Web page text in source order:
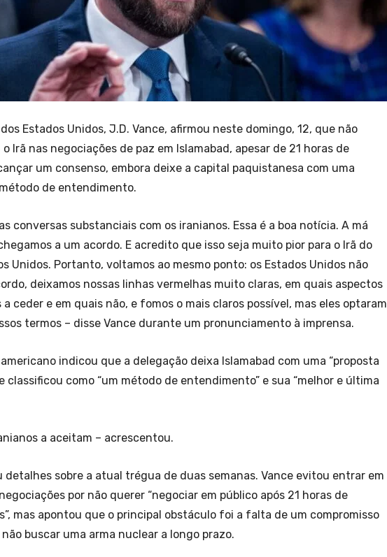
Estados Unidos, J.D. Vance, afirmou neste domingo, 12, que não
Irã nas negociações de paz em Islamabad, apesar de 21 horas de
um consenso, embora deixe a capital paquistanesa com uma
de entendimento.
conversas substanciais com os iranianos. Essa é a boa notícia. A má
a um acordo. E acredito que isso seja muito pior para o Irã do
Unidos. Portanto, voltamos ao mesmo ponto: os Estados Unidos não
deixamos nossas linhas vermelhas muito claras, em quais aspectos
ceder e em quais não, e fomos o mais claros possível, mas eles optaram
termos – disse Vance durante um pronunciamento à imprensa.
indicou que a delegação deixa Islamabad com uma “proposta
classificou como “um método de entendimento” e sua “melhor e última
a aceitam – acrescentou.
detalhes sobre a atual trégua de duas semanas. Vance evitou entrar em
por não querer “negociar em público após 21 horas de
mas apontou que o principal obstáculo foi a falta de um compromisso
buscar uma arma nuclear a longo prazo.